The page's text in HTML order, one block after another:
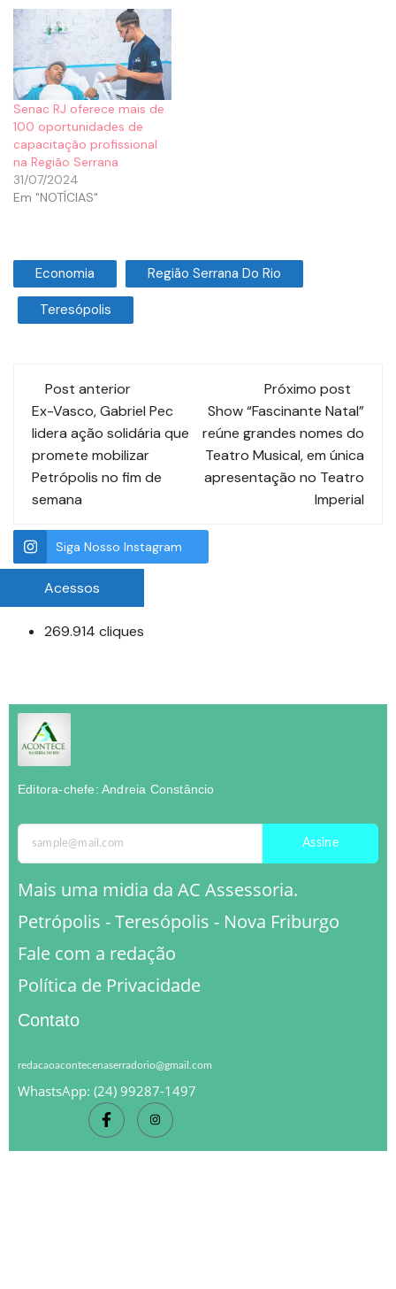
Senac RJ oferece mais de
100 oportunidades de
capacitação profissional
na Região Serrana
31/07/2024
Em "NOTÍCIAS"
Economia Região Serrana Do Rio
Teresópolis
Post anterior
Ex-Vasco, Gabriel Pec
lidera ação solidária que
promete mobilizar
Petrópolis no fim de
semana
Próximo post
Show “Fascinante Natal”
reúne grandes nomes do
Teatro Musical, em única
apresentação no Teatro
Imperial
Siga Nosso Instagram
Acessos
269.914 cliques
Editora-chefe: Andreia Constâncio
Assine
Mais uma midia da AC Assessoria.
Petrópolis - Teresópolis - Nova Friburgo
Fale com a redação
Política de Privacidade
Contato
redacaoacontecenaserradorio@gmail.com
WhastsApp: (24) 99287-1497